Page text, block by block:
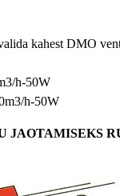
kahest DMO
h-50W
h-50W
JAOTAMISEKS